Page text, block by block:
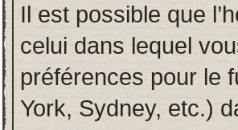
Il est possible que
celui dans lequel
préférences pour le
York, Sydney, etc.)